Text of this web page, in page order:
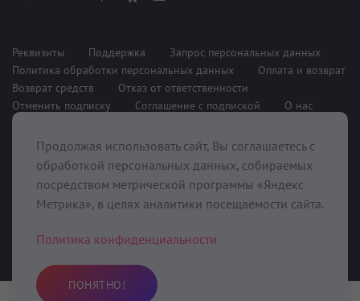
Реквизиты Поддержка
Запрос персональных данных
Политика обработки персональных данных
Оплата и возврат
Возврат средств
Отказ от ответственности
Отменить подписку
Соглашение с подпиской О нас
При поддержке
Продолжая использовать сайт, Вы соглашаетесь с
обработкой персональных данных, собираемых
посредством метрической программы «Яндекс
Метрика», в целях аналитики посещаемости сайта.
Политика конфиденциальности
ПОНЯТНО!